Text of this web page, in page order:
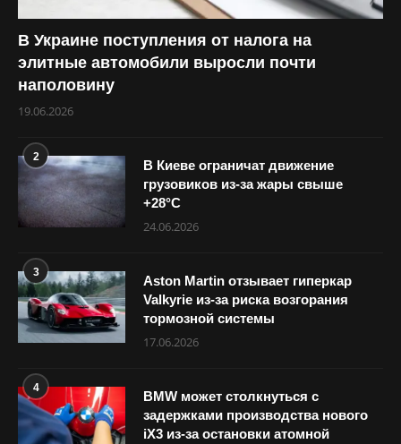
В Украине поступления от налога на
элитные автомобили выросли почти
наполовину
19.06.2026
2
В Киеве ограничат движение
грузовиков из-за жары свыше
+28°С
24.06.2026
3
Aston Martin отзывает гиперкар
Valkyrie из-за риска возгорания
тормозной системы
17.06.2026
4
BMW может столкнуться с
задержками производства нового
iX3 из-за остановки атомной